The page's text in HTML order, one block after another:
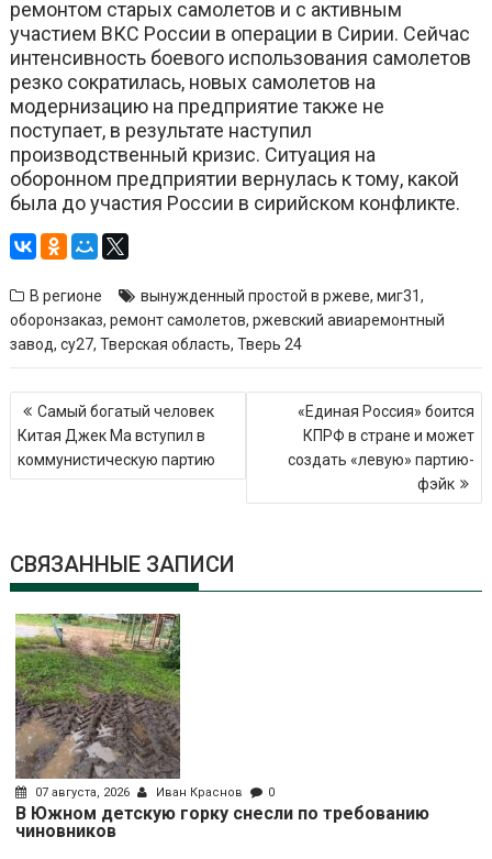
ремонтом старых самолетов и с активным
участием ВКС России в операции в Сирии. Сейчас
интенсивность боевого использования самолетов
резко сократилась, новых самолетов на
модернизацию на предприятие также не
поступает, в результате наступил
производственный кризис. Ситуация на
оборонном предприятии вернулась к тому, какой
была до участия России в сирийском конфликте.
В регионе вынужденный простой в ржеве,миг31,
оборонзаказ,ремонт самолетов,ржевский авиаремонтный
завод,су27,Тверская область,Тверь 24
Навигация
по
записям
Самый богатый человек
Китая Джек Ма вступил в
коммунистическую партию
«Единая Россия» боится
КПРФ в стране и может
создать «левую» партию-
фэйк
СВЯЗАННЫЕ ЗАПИСИ
07 августа, 2026 Иван Краснов 0
В Южном детскую горку снесли по требованию
чиновников